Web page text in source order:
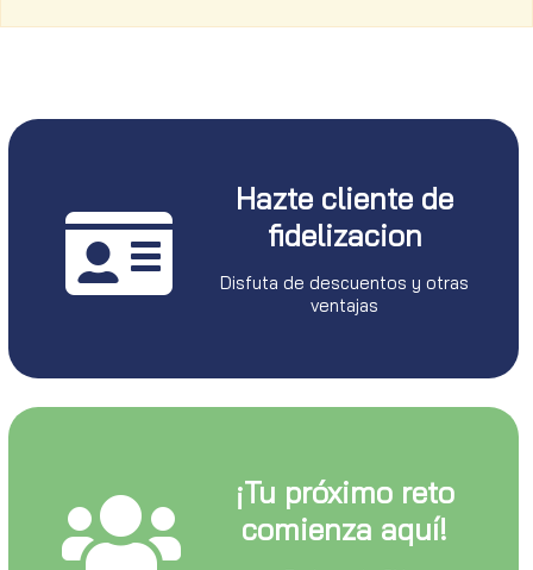
Hazte cliente de
fidelizacion
Disfuta de descuentos y otras
ventajas
¡Tu próximo reto
comienza aquí!